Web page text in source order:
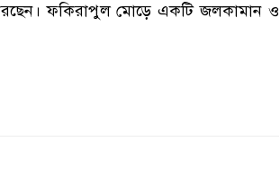
ফকিরাপুল মোড়ে একটি জলকামান ও